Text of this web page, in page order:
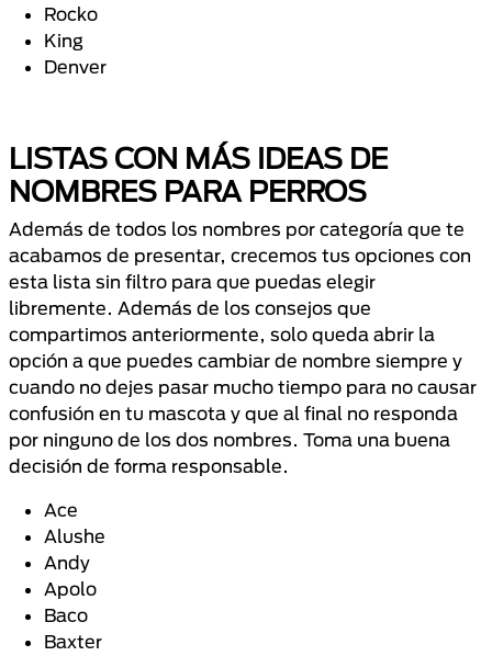
Rocko
King
Denver
LISTAS CON MÁS IDEAS DE
NOMBRES PARA PERROS
Además de todos los nombres por categoría que te
acabamos de presentar, crecemos tus opciones con
esta lista sin filtro para que puedas elegir
libremente. Además de los consejos que
compartimos anteriormente, solo queda abrir la
opción a que puedes cambiar de nombre siempre y
cuando no dejes pasar mucho tiempo para no causar
confusión en tu mascota y que al final no responda
por ninguno de los dos nombres. Toma una buena
decisión de forma responsable.
Ace
Alushe
Andy
Apolo
Baco
Baxter